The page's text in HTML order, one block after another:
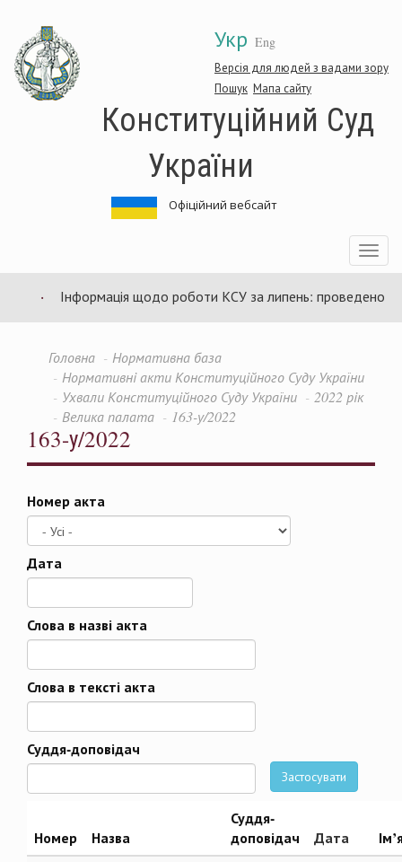
основного
матеріалу
Укр Eng
Версія для людей з вадами зору
Пошук Мапа сайту
Конституційний Суд
України
Офіційний вебсайт
Toggle
Інформація щодо роботи КСУ за липень: проведено 94
Головна
Нормативна база
Нормативні акти Конституційного Суду України
Ухвали Конституційного Суду України
2022 рік
Велика палата
163-у/2022
163-у/2022
Номер акта
Дата
Дата
Слова в назві акта
Слова в тексті акта
Суддя-доповідач
Застосувати
Номер Назва
Суддя-
доповідач
Дата